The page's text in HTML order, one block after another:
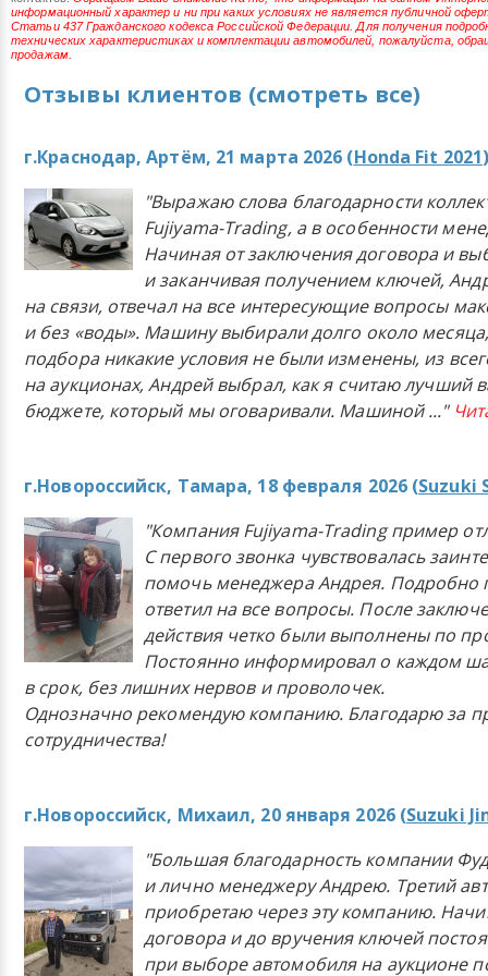
NAA Fukuoka 3.5 DC
Объем двигателя: Электромотор
Пробег: 98000 км
информационный характер и ни при каких условиях не является публичной
Статьи 437 Гражданского кодекса Российской Федерации. Для получения
технических характеристиках и комплектации автомобилей, пожалуйста,
продажам.
Отзывы клиентов (смотреть все)
г.Краснодар, Артём, 21 марта 2026 (Honda Fit 2021
"Выражаю слова благодарности
Fujiyama-Trading, а в особенности
Начиная от заключения договора и
и заканчивая получением ключей,
на связи, отвечал на все интересующие вопросы
и без «воды». Машину выбирали долго около
подбора никакие условия не были изменены, из
на аукционах, Андрей выбрал, как я считаю лучший
бюджете, который мы оговаривали. Машиной..."
г.Новороссийск, Тамара, 18 февраля 2026 (Suzuki
"Компания Fujiyama-Trading пример
С первого звонка чувствовалась
помочь менеджера Андрея. Подробно
ответил на все вопросы. После
действия четко были выполнены по
Постоянно информировал о каждом
в срок, без лишних нервов и проволочек.
Однозначно рекомендую компанию. Благодарю за
сотрудничества!
г.Новороссийск, Михаил, 20 января 2026 (Suzuki
"Большая благодарность компании
и лично менеджеру Андрею. Третий
приобретаю через эту компанию.
договора и до вручения ключей
при выборе автомобиля на аукционе